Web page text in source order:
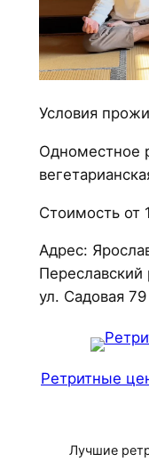
Условия
Одноместное
Стоимость от
Адрес:
ул. Садовая 79
Ретритные
Лучшие